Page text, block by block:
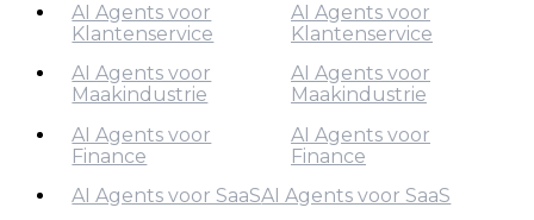
AI Agents voor
Marketing
AI Agents voor
Klantenservice
AI Agents voor
Klantenservice
AI Agents voor
Klantenservice
AI Agents voor
Maakindustrie
AI Agents voor
Maakindustrie
AI Agents voor
Maakindustrie
AI Agents voor
Finance
AI Agents voor
Finance
AI Agents voor SaaSAI Agents voor SaaS